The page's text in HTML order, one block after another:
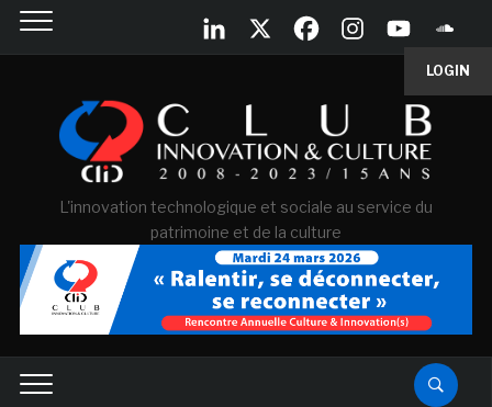
LOGIN
L'innovation technologique et sociale au service du
patrimoine et de la culture